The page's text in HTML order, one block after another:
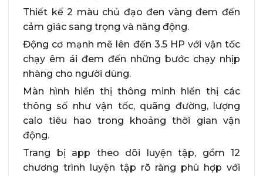
Thiết kế 2 màu chủ đạo đen vàng đem đến
cảm giác sang trọng và năng động.
Động cơ mạnh mẽ lên đến 3.5 HP với vận tốc
chạy êm ái đem đến những bước chạy nhịp
nhàng cho người dùng.
Màn hình hiển thị thông minh hiển thị các
thông số như vận tốc, quãng đường, lượng
calo tiêu hao trong khoảng thời gian vận
động.
Trang bị app theo dõi luyện tập, gồm 12
chương trình luyện tập rõ ràng phù hợp với